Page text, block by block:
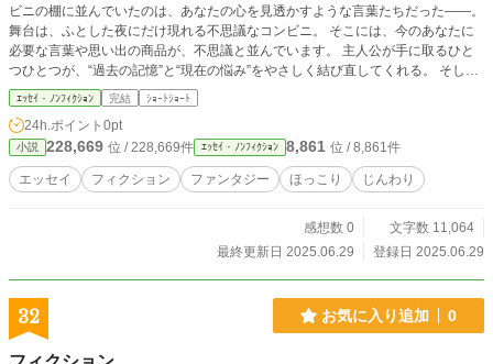
ビニの棚に並んでいたのは、あなたの心を見透かすような言葉たちだった――。
舞台は、ふとした夜にだけ現れる不思議なコンビニ。 そこには、今のあなたに
必要な言葉や思い出の商品が、不思議と並んでいます。 主人公が手に取るひと
つひとつが、“過去の記憶”と“現在の悩み”をやさしく結び直してくれる。 そして
読み終えた頃には、心がふっと軽くなる。
ｴｯｾｲ・ﾉﾝﾌｨｸｼｮﾝ 完結 ｼｮｰﾄｼｮｰﾄ
24h.ポイント 0pt
小説 228,669 位 / 228,669件 ｴｯｾｲ・ﾉﾝﾌｨｸｼｮﾝ 8,861 位 / 8,861件
エッセイ フィクション ファンタジー ほっこり じんわり
感想数 0
文字数 11,064
最終更新日 2025.06.29
登録日 2025.06.29
32 お気に入り追加 0